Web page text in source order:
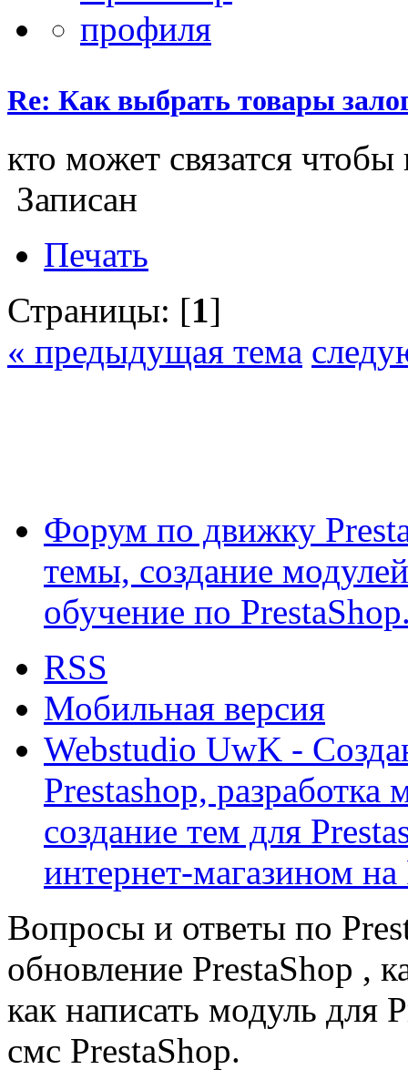
Re: Как выбрать товары
кто может связатся
Записан
Печать
Страницы: [1]
« предыдущая тема
Форум по движку
темы, создание
обучение по
RSS
Мобильная версия
Webstudio UwK -
Prestashop, разработка
создание тем для
интернет-магазином на
Вопросы и ответы по
обновление PrestaShop ,
как написать модуль для
смс PrestaShop.